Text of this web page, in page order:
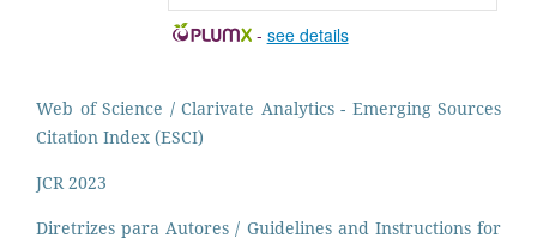
- see details
Web of Science / Clarivate Analytics - Emerging Sources
Citation Index (ESCI)
JCR 2023
Diretrizes para Autores / Guidelines and Instructions for